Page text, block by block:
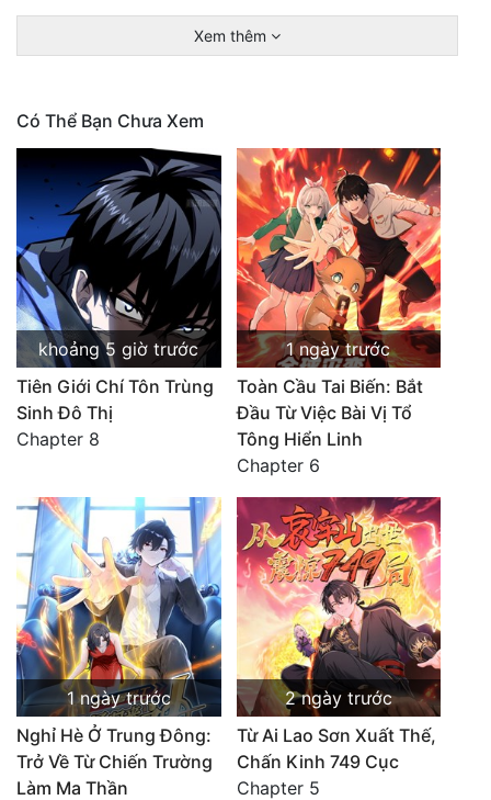
Xem thêm
Có Thể Bạn Chưa Xem
khoảng 5 giờ trước
Tiên Giới Chí Tôn Trùng
Sinh Đô Thị
Chapter 8
1 ngày trước
Toàn Cầu Tai Biến: Bắt
Đầu Từ Việc Bài Vị Tổ
Tông Hiển Linh
Chapter 6
1 ngày trước
Nghỉ Hè Ở Trung Đông:
Trở Về Từ Chiến Trường
Làm Ma Thần
2 ngày trước
Từ Ai Lao Sơn Xuất Thế,
Chấn Kinh 749 Cục
Chapter 5